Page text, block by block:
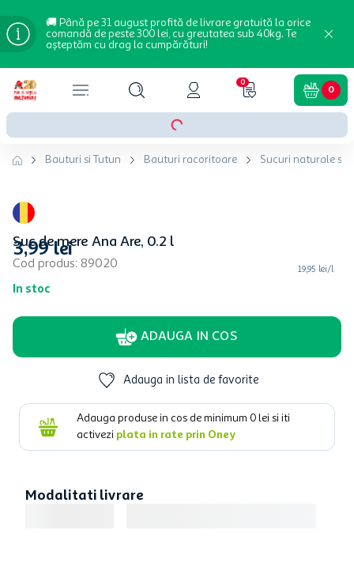
🚚 Până pe 31 august profită de livrare gratuită la orice
comandă de peste 300 lei, cu greutatea sub 40kg. Te
așteptăm cu drag la cumpărături!
0
0
Bauturi si Tutun Bauturi racoritoare Sucuri naturale si
Suc de mere Ana Are, 0.2 l
Cod produs: 89020
In stoc
3,99lei
19,95 lei/l
ADAUGA IN COS
Adauga in lista de favorite
Adauga produse in cos de minimum 0 lei si iti
activezi plata in rate prin Oney
Modalitati livrare